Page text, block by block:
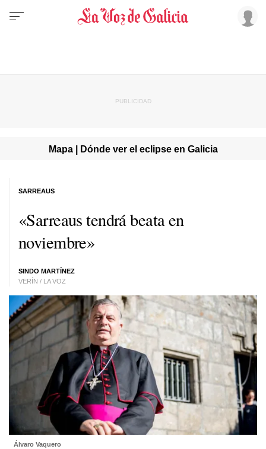
Mapa | Dónde ver el eclipse en Galicia
«Sarreaus tendrá beata en
noviembre»
SINDO MARTÍNEZ
VERÍN / LA VOZ
SARREAUS
Álvaro Vaquero